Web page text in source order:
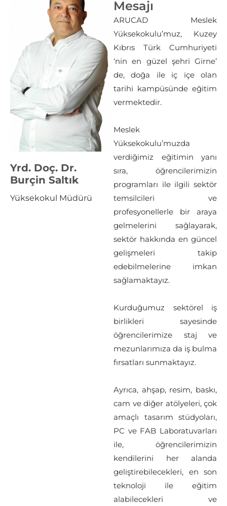
Yrd. Doç. Dr.
Burçin Saltık
Yüksekokul Müdürü
Mesajı
ARUCAD Meslek
Yüksekokulu’muz, Kuzey
Kıbrıs Türk Cumhuriyeti
‘nin en güzel şehri Girne’
de, doğa ile iç içe olan
tarihi kampüsünde eğitim
vermektedir.
Meslek
Yüksekokulu’muzda
verdiğimiz eğitimin yanı
sıra, öğrencilerimizin
programları ile ilgili sektör
temsilcileri ve
profesyonellerle bir araya
gelmelerini sağlayarak,
sektör hakkında en güncel
gelişmeleri takip
edebilmelerine imkan
sağlamaktayız.
Kurduğumuz sektörel iş
birlikleri sayesinde
öğrencilerimize staj ve
mezunlarımıza da iş bulma
fırsatları sunmaktayız.
Ayrıca, ahşap, resim, baskı,
cam ve diğer atölyeleri, çok
amaçlı tasarım stüdyoları,
PC ve FAB Laboratuvarları
ile, öğrencilerimizin
kendilerini her alanda
geliştirebilecekleri, en son
teknoloji ile eğitim
alabilecekleri ve